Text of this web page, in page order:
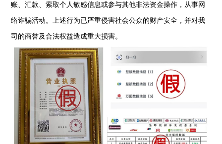
账、汇款、索取个人敏感信息或参与其他非法资金操作，从事网
络诈骗活动。上述行为已严重侵害社会公众的财产安全，并对我
司的商誉及合法权益造成重大损害。